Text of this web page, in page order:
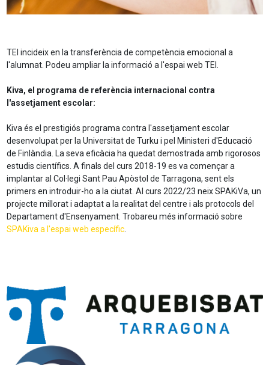
TEI incideix en la transferència de competència emocional a
l'alumnat. Podeu ampliar la informació a l'espai web TEI.
Kiva, el programa de referència internacional contra
l'assetjament escolar:
Kiva és el prestigiós programa contra l'assetjament escolar
desenvolupat per la Universitat de Turku i pel Ministeri d'Educació
de Finlàndia. La seva eficàcia ha quedat demostrada amb rigorosos
estudis científics. A finals del curs 2018-19 es va començar a
implantar al Col·legi Sant Pau Apòstol de Tarragona, sent els
primers en introduir-ho a la ciutat. Al curs 2022/23 neix SPAKiVa, un
projecte millorat i adaptat a la realitat del centre i als protocols del
Departament d'Ensenyament. Trobareu més informació sobre
SPAKiva a l'espai web específic.